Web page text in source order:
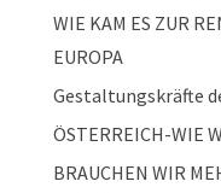
WIE KAM ES ZUR
EUROPA
Gestaltungskräfte
ÖSTERREICH-WIE
BRAUCHEN WIR